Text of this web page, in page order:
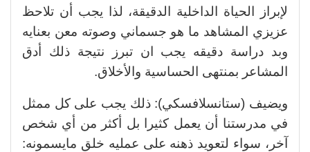
لإبراز الحياة الداخلية الدقيقة، لذا يجب أن تلاحظ
عزيزي المشاهد ما هو جسماني وصوته معن بعنايه
وبد دراسة دقيقه يجب ان تبرز نتيجة ذلك أدق
المشاعر بمنتهى الحساسية والأخلاق.
ويضيف (ستانسلافسكي): ذلك يجب على كل ممثل
في مدرستنا أن يعمل كثيرا بل أكثر من أي شخص
آخر، سواء لتعويد ذهنه على عمليه خلق مايسمونه: